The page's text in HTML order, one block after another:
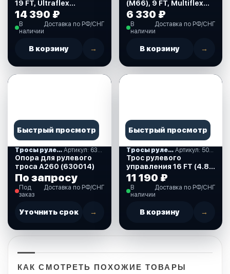
19 FT, Ultraflex
(ULTRAFLEX)
14 390 ₽
В
наличии
Доставка по РФ/СНГ
В корзину →
(M66), 9 FT, Multiflex
(612023)
6 330 ₽
В
наличии
Доставка по РФ/СНГ
В корзину →
Быстрый просмотр
Тросы рулевые Артикул: 630014
Опора для рулевого
троса А260 (630014)
По запросу
Под
заказ
Доставка по РФ/СНГ
Уточнить срок →
Быстрый просмотр
Тросы рулевые Артикул: 509016
Трос рулевого
управления 16 FT (4.88
м.), аналог М66
(509016)
11 190 ₽
В
наличии
Доставка по РФ/СНГ
В корзину →
КАК СМОТРЕТЬ ПОХОЖИЕ ТОВАРЫ